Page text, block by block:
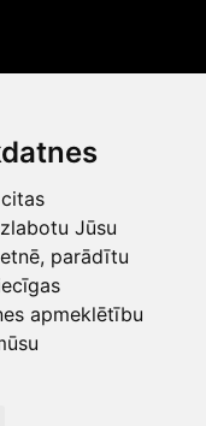
Jūsu
parādītu
apmeklētību
26272360